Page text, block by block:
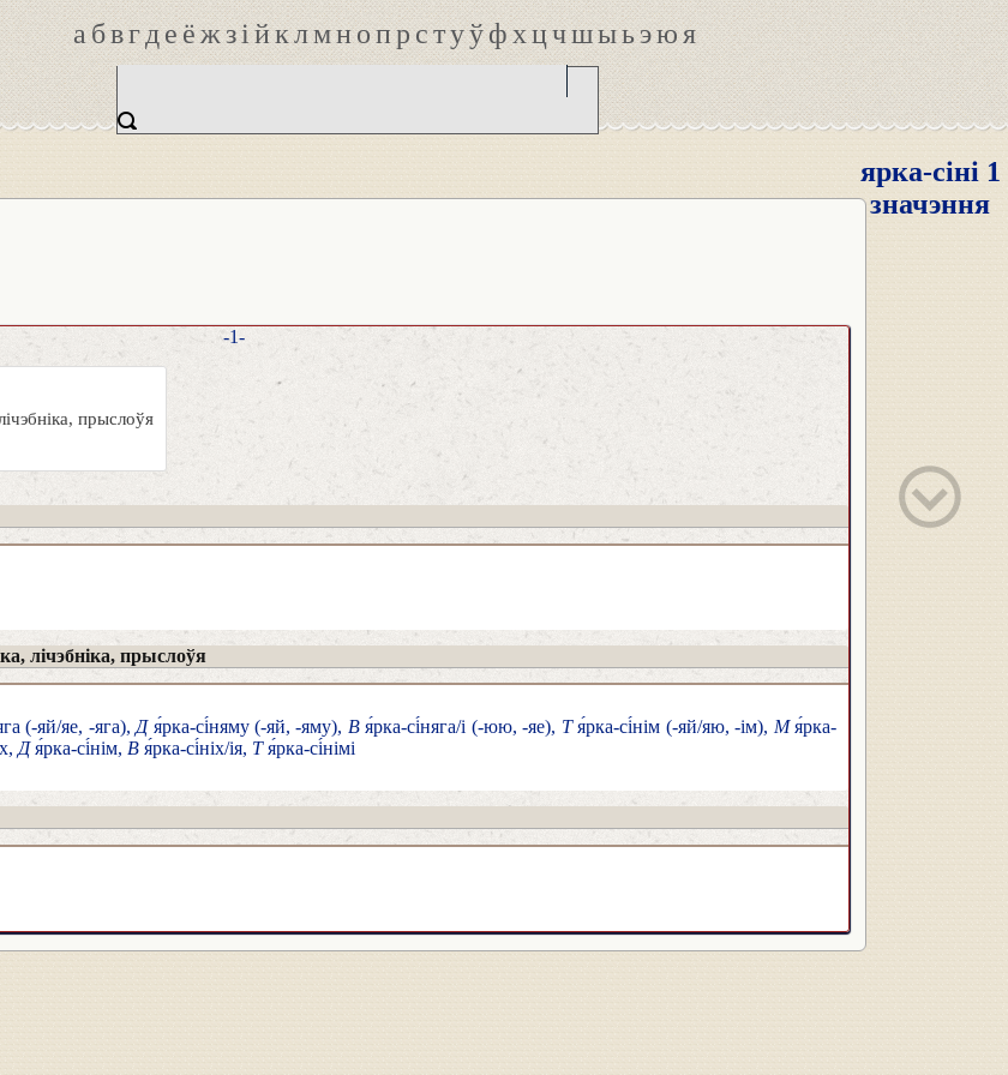
абвгдеёжзійклмнопрстуўфхцчшыьэюя
ярка-сіні 1
значэння
-1-
прыслоўя
лічэбніка, прыслоўя
(-яй/яе, -яга), Дя́рка-сі́няму (-яй, -яму), Вя́рка-сі́няга/і (-юю, -яе), Тя́рка-сі́нім (-яй/яю, -ім), Мя́рка-
Дя́рка-сі́нім, В я́рка-сі́ніх/ія, Тя́рка-сі́німі